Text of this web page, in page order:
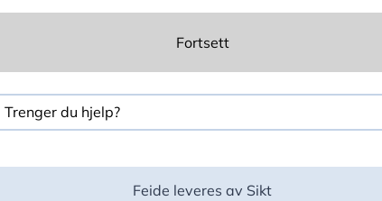
Fortsett
Trenger du hjelp?
Feide leveres av Sikt